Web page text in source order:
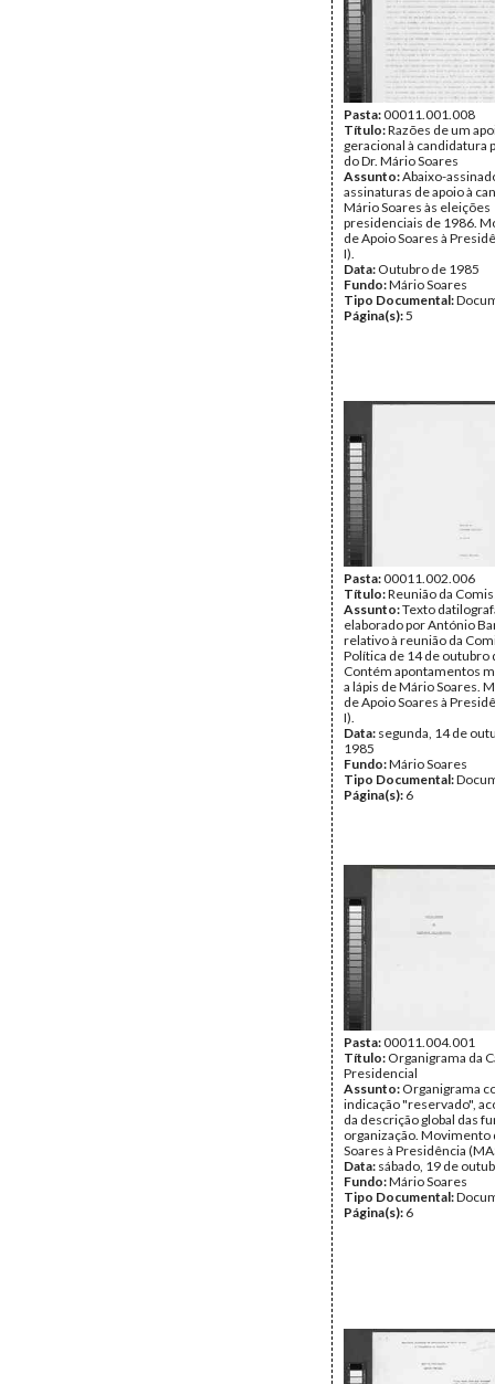
Pasta:00011.001.008
Título:Razões de um
geracional à candidatura
do Dr. Mário Soares
Assunto:Abaixo-
assinaturas de apoio à
Mário Soares às eleições
presidenciais de 1986.
de Apoio Soares à
I).
Data: Outubro de 1985
Fundo:Mário Soares
Tipo Documental:
Página(s):5
Pasta:00011.002.006
Título:Reunião da
Assunto:Texto
elaborado por António
relativo à reunião da
Política de 14 de outubro
Contém apontamentos
a lápis de Mário Soares.
de Apoio Soares à
I).
Data: segunda, 14 de
1985
Fundo:Mário Soares
Tipo Documental:
Página(s): 6
Pasta:00011.004.001
Título: Organigrama da
Presidencial
Assunto: Organigrama
indicação "reservado",
da descrição global das
organização. Movimento
Soares à Presidência
Data: sábado, 19 de
Fundo:Mário Soares
Tipo Documental:
Página(s): 6